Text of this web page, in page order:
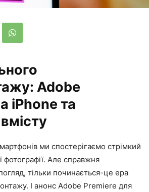
Adobe
iPhone та
ми спостерігаємо стрімкий
фотографії. Але справжня
тільки починається-це ера
І анонс Adobe Premiere для